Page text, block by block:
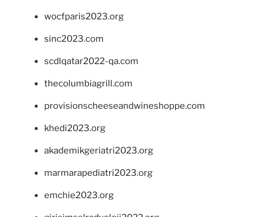
wocfparis2023.org
sinc2023.com
scdlqatar2022-qa.com
thecolumbiagrill.com
provisionscheeseandwineshoppe.com
khedi2023.org
akademikgeriatri2023.org
marmarapediatri2023.org
emchie2023.org